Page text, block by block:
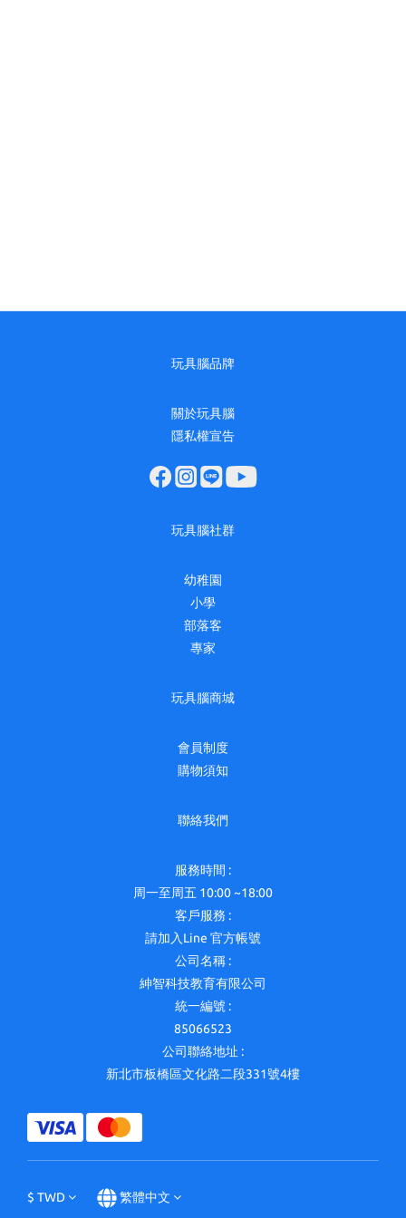
玩具腦品牌
關於玩具腦
隱私權宣告
玩具腦社群
幼稚園
小學
部落客
專家
玩具腦商城
會員制度
購物須知
聯絡我們
服務時間 :
周一至周五 10:00 ~18:00
客戶服務 :
請加入Line 官方帳號
公司名稱 :
紳智科技教育有限公司
統一編號 :
85066523
公司聯絡地址 :
新北市板橋區文化路二段331號4樓
$ TWD 繁體中文